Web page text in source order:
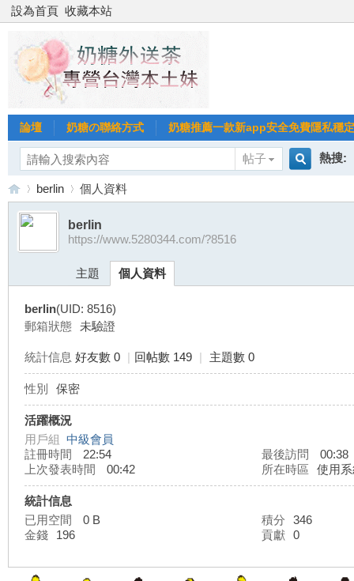
設為首頁 收藏本站
論壇 奶糖の聯絡方式 奶糖推薦一款新app安全免費隱私穩
帖子
熱搜:
台
外
›
berlin 個人資料
berlin
https://www.5280344.com/?8516
主題 個人資料
berlin(UID: 8516)
郵箱狀態 未驗證
統計信息 好友數 0 | 回帖數 149 | 主題數 0
性別 保密
活躍概況
用戶組 中級會員
註冊時間
22:54 最後訪問
00:38
上次發表時間
00:42 所在時區 使用
統計信息
已用空間
0 B 積分
346
金錢
196 貢獻 0